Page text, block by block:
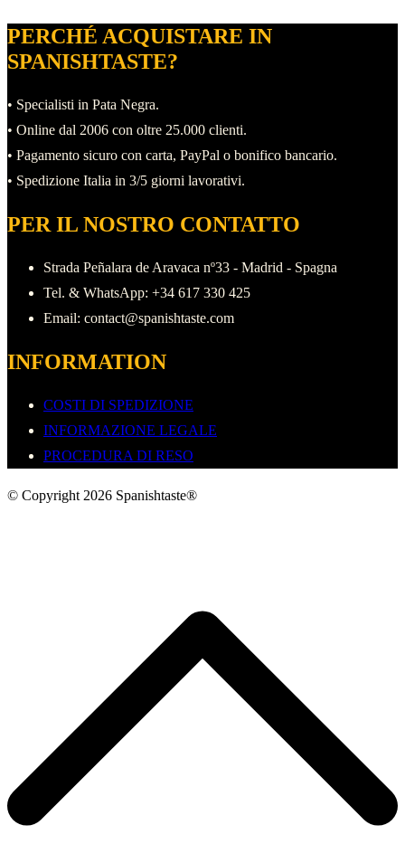
il
mondo
maiale
iberico
PERCHÉ ACQUISTARE IN
SPANISHTASTE?
• Specialisti in Pata Negra.
• Online dal 2006 con oltre 25.000 clienti.
• Pagamento sicuro con carta, PayPal o bonifico bancario.
• Spedizione Italia in 3/5 giorni lavorativi.
PER IL NOSTRO CONTATTO
Strada Peñalara de Aravaca nº33 - Madrid - Spagna
Tel. & WhatsApp: +34 617 330 425
Email: contact@spanishtaste.com
INFORMATION
COSTI DI SPEDIZIONE
INFORMAZIONE LEGALE
PROCEDURA DI RESO
© Copyright 2026 Spanishtaste®